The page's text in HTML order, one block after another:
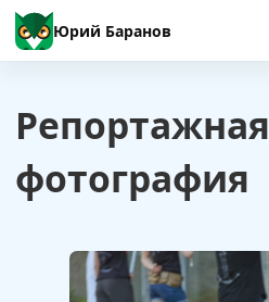
Юрий Баранов
Репортажная
фотография